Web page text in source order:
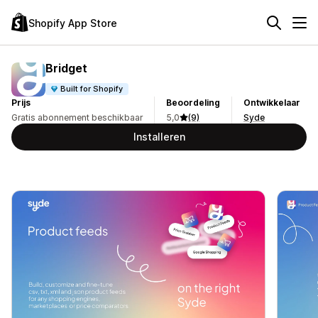
Shopify App Store
Bridget
Built for Shopify
Prijs
Gratis abonnement beschikbaar
Beoordeling
5,0
(9)
Ontwikkelaar
Syde
Installeren